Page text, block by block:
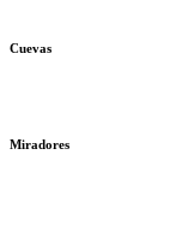
Cuevas
Miradores